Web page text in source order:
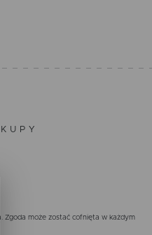
Zgoda może zostać cofnięta w każdym